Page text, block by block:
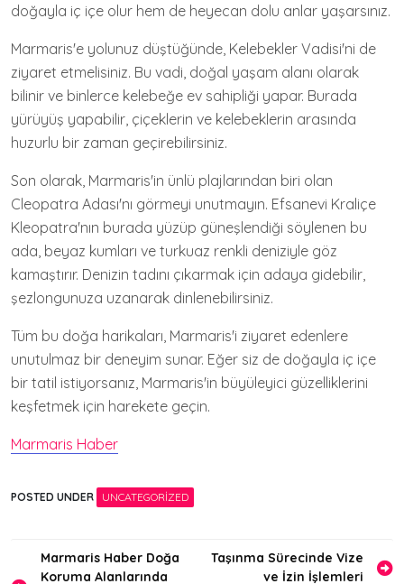
doğayla iç içe olur hem de heyecan dolu anlar yaşarsınız.
Marmaris'e yolunuz düştüğünde, Kelebekler Vadisi'ni de
ziyaret etmelisiniz. Bu vadi, doğal yaşam alanı olarak
bilinir ve binlerce kelebeğe ev sahipliği yapar. Burada
yürüyüş yapabilir, çiçeklerin ve kelebeklerin arasında
huzurlu bir zaman geçirebilirsiniz.
Son olarak, Marmaris'in ünlü plajlarından biri olan
Cleopatra Adası'nı görmeyi unutmayın. Efsanevi Kraliçe
Kleopatra'nın burada yüzüp güneşlendiği söylenen bu
ada, beyaz kumları ve turkuaz renkli deniziyle göz
kamaştırır. Denizin tadını çıkarmak için adaya gidebilir,
şezlongunuza uzanarak dinlenebilirsiniz.
Tüm bu doğa harikaları, Marmaris'i ziyaret edenlere
unutulmaz bir deneyim sunar. Eğer siz de doğayla iç içe
bir tatil istiyorsanız, Marmaris'in büyüleyici güzelliklerini
keşfetmek için harekete geçin.
Marmaris Haber
POSTED UNDER UNCATEGORIZED
YazıMarmaris Haber Doğa
Koruma Alanlarında
Taşınma Sürecinde Vize
ve İzin İşlemleri